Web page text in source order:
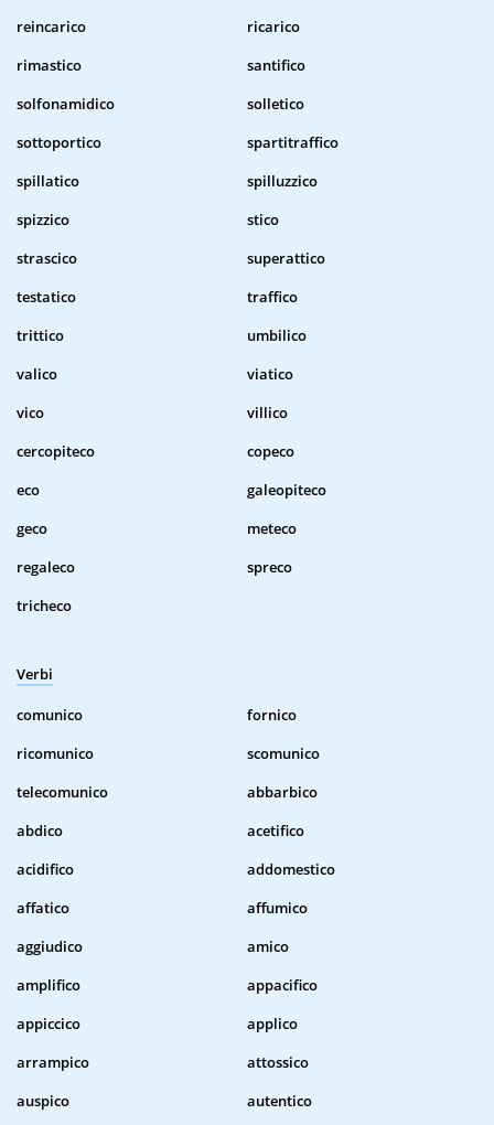
reincarico
ricarico
rimastico
santifico
solfonamidico
solletico
sottoportico
spartitraffico
spillatico
spilluzzico
spizzico
stico
strascico
superattico
testatico
traffico
trittico
umbilico
valico
viatico
vico
villico
cercopiteco
copeco
eco
galeopiteco
geco
meteco
regaleco
spreco
tricheco
Verbi
comunico
fornico
ricomunico
scomunico
telecomunico
abbarbico
abdico
acetifico
acidifico
addomestico
affatico
affumico
aggiudico
amico
amplifico
appacifico
appiccico
applico
arrampico
attossico
auspico
autentico